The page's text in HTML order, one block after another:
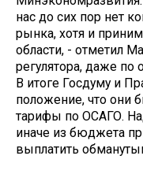
нас до сих пор нет
рынка, хотя и
области, - отметил
регулятора, даже по
В итоге Госдуму и
положение, что они
тарифы по ОСАГО.
иначе из бюджета
выплатить